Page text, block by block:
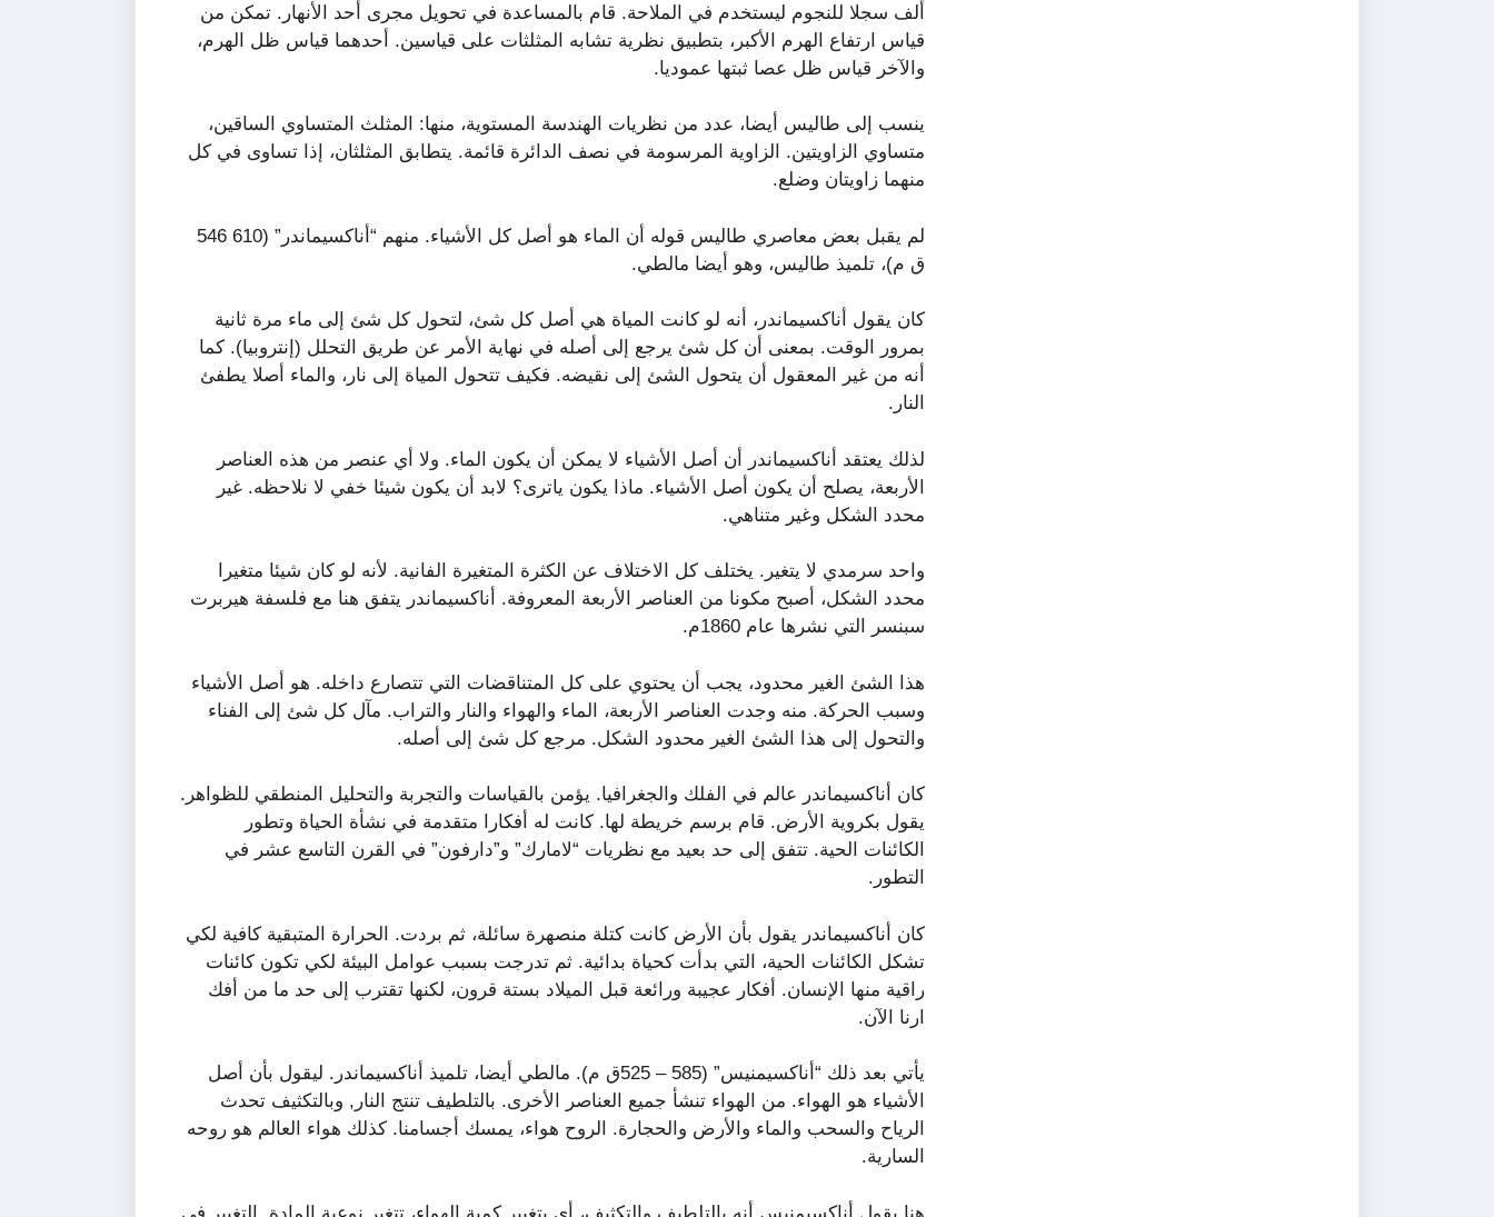
ألف سجلا للنجوم ليستخدم في الملاحة. قام بالمساعدة في تحويل مجرى أحد الأنهار. تمكن من
قياس ارتفاع الهرم الأكبر، بتطبيق نظرية تشابه المثلثات على قياسين. أحدهما قياس ظل الهرم،
والآخر قياس ظل عصا ثبتها عموديا.
ينسب إلى طاليس أيضا، عدد من نظريات الهندسة المستوية، منها: المثلث المتساوي الساقين،
متساوي الزاويتين. الزاوية المرسومة في نصف الدائرة قائمة. يتطابق المثلثان، إذا تساوى في كل
منهما زاويتان وضلع.
لم يقبل بعض معاصري طاليس قوله أن الماء هو أصل كل الأشياء. منهم “أناكسيماندر” (610 546
ق م)، تلميذ طاليس، وهو أيضا مالطي.
كان يقول أناكسيماندر، أنه لو كانت المياة هي أصل كل شئ، لتحول كل شئ إلى ماء مرة ثانية
بمرور الوقت. بمعنى أن كل شئ يرجع إلى أصله في نهاية الأمر عن طريق التحلل (إنتروبيا). كما
أنه من غير المعقول أن يتحول الشئ إلى نقيضه. فكيف تتحول المياة إلى نار، والماء أصلا يطفئ
النار.
لذلك يعتقد أناكسيماندر أن أصل الأشياء لا يمكن أن يكون الماء. ولا أي عنصر من هذه العناصر
الأربعة، يصلح أن يكون أصل الأشياء. ماذا يكون ياترى؟ لابد أن يكون شيئا خفي لا نلاحظه. غير
محدد الشكل وغير متناهي.
واحد سرمدي لا يتغير. يختلف كل الاختلاف عن الكثرة المتغيرة الفانية. لأنه لو كان شيئا متغيرا
محدد الشكل، أصبح مكونا من العناصر الأربعة المعروفة. أناكسيماندر يتفق هنا مع فلسفة هيربرت
سبنسر التي نشرها عام 1860م.
هذا الشئ الغير محدود، يجب أن يحتوي على كل المتناقضات التي تتصارع داخله. هو أصل الأشياء
وسبب الحركة. منه وجدت العناصر الأربعة، الماء والهواء والنار والتراب. مآل كل شئ إلى الفناء
والتحول إلى هذا الشئ الغير محدود الشكل. مرجع كل شئ إلى أصله.
كان أناكسيماندر عالم في الفلك والجغرافيا. يؤمن بالقياسات والتجربة والتحليل المنطقي للظواهر.
يقول بكروية الأرض. قام برسم خريطة لها. كانت له أفكارا متقدمة في نشأة الحياة وتطور
الكائنات الحية. تتفق إلى حد بعيد مع نظريات “لامارك” و”دارفون” في القرن التاسع عشر في
التطور.
كان أناكسيماندر يقول بأن الأرض كانت كتلة منصهرة سائلة، ثم بردت. الحرارة المتبقية كافية لكي
تشكل الكائنات الحية، التي بدأت كحياة بدائية. ثم تدرجت بسبب عوامل البيئة لكي تكون كائنات
راقية منها الإنسان. أفكار عجيبة ورائعة قبل الميلاد بستة قرون، لكنها تقترب إلى حد ما من أفك
ارنا الآن.
يأتي بعد ذلك “أناكسيمنيس” (585 – 525ق م). مالطي أيضا، تلميذ أناكسيماندر. ليقول بأن أصل
الأشياء هو الهواء. من الهواء تنشأ جميع العناصر الأخرى. بالتلطيف تنتج النار, وبالتكثيف تحدث
الرياح والسحب والماء والأرض والحجارة. الروح هواء، يمسك أجسامنا. كذلك هواء العالم هو روحه
السارية.